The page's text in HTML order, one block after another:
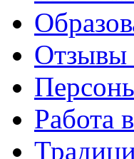
Отзывы
Работа